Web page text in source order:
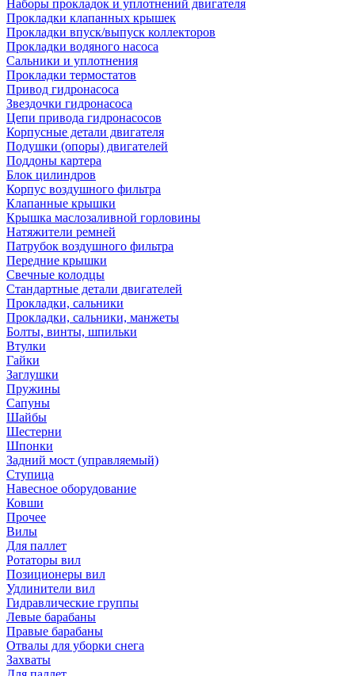
Наборы прокладок и уплотнений двигателя
Прокладки клапанных крышек
Прокладки впуск/выпуск коллекторов
Прокладки водяного насоса
Сальники и уплотнения
Прокладки термостатов
Привод гидронасоса
Звездочки гидронасоса
Цепи привода гидронасосов
Корпусные детали двигателя
Подушки (опоры) двигателей
Поддоны картера
Блок цилиндров
Корпус воздушного фильтра
Клапанные крышки
Крышка маслозаливной горловины
Натяжители ремней
Патрубок воздушного фильтра
Передние крышки
Свечные колодцы
Стандартные детали двигателей
Прокладки, сальники
Прокладки, сальники, манжеты
Болты, винты, шпильки
Втулки
Гайки
Заглушки
Пружины
Сапуны
Шайбы
Шестерни
Шпонки
Задний мост (управляемый)
Ступица
Навесное оборудование
Ковши
Прочее
Вилы
Для паллет
Ротаторы вил
Позиционеры вил
Удлинители вил
Гидравлические группы
Левые барабаны
Правые барабаны
Отвалы для уборки снега
Захваты